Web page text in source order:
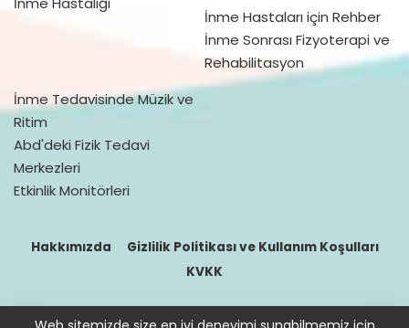
İnme Hastaları için Rehber
İnme Sonrası Fizyoterapi ve
Rehabilitasyon
İnme Tedavisinde Müzik ve
Ritim
Abd'deki Fizik Tedavi
Merkezleri
Etkinlik Monitörleri
Hakkımızda
Gizlilik Politikası ve Kullanım Koşulları
KVKK